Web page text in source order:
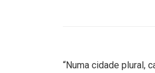
“Numa cidade plural,